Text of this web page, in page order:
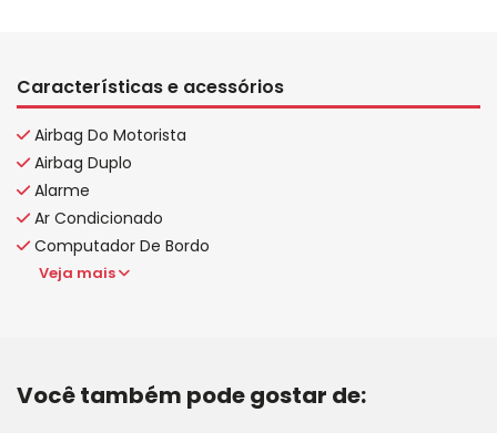
Características e acessórios
Airbag Do Motorista
Airbag Duplo
Alarme
Ar Condicionado
Computador De Bordo
Veja mais
Você também pode gostar de: